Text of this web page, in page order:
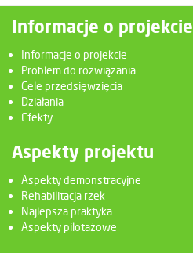
Informacje o projekcie
Informacje o projekcie
Problem do rozwiązania
Cele przedsięwzięcia
Działania
Efekty
Aspekty projektu
Aspekty demonstracyjne
Rehabilitacja rzek
Najlepsza praktyka
Aspekty pilotażowe